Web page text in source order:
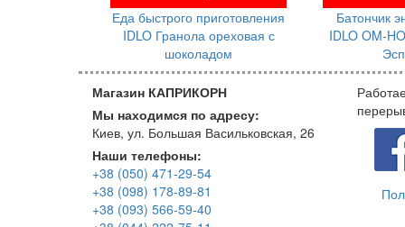
Еда быстрого приготовления
IDLO Гранола ореховая с
шоколадом
Батончик
IDLO OM-
Магазин КАПРИКОРН
Мы находимся по адресу:
Киев, ул. Большая Васильковская, 26
Наши телефоны:
+38 (050) 471-29-54
+38 (098) 178-89-81
+38 (093) 566-59-40